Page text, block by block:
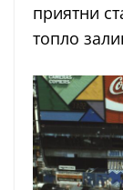
приятни
топло